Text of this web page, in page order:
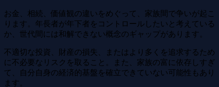
お金、相続、価値観の違いをめぐって、家族間で争いが起こ
ります。年長者が年下者をコントロールしたいと考えている
か、世代間には和解できない概念のギャップがあります。
不適切な投資、財産の損失、またはより多くを追求するため
に不必要なリスクを取ること。また、家族の富に依存しすぎ
て、自分自身の経済的基盤を確立できていない可能性もあり
ます。